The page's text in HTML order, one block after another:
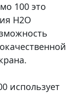
100 это
Н2О
использует